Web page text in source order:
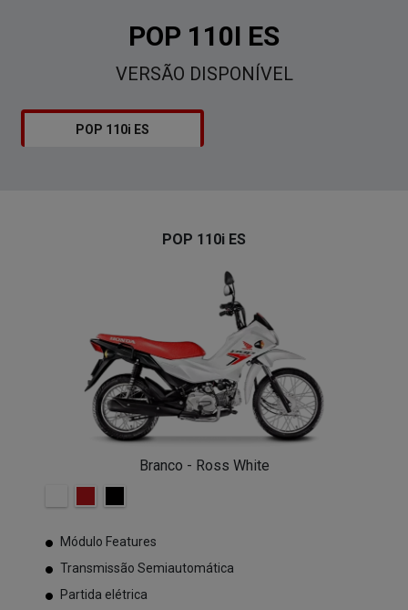
POP 110I ES
VERSÃO DISPONÍVEL
POP 110i ES
POP 110i ES
Branco - Ross White
Módulo Features
Transmissão Semiautomática
Partida elétrica